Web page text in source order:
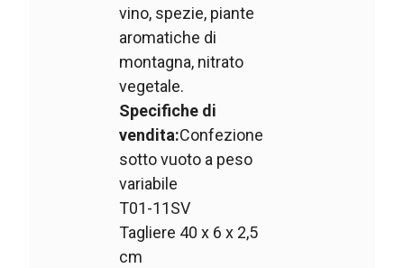
vino, spezie, piante
aromatiche di
montagna, nitrato
vegetale.
Specifiche di
vendita:Confezione
sotto vuoto a peso
variabile
T01-11SV
Tagliere 40 x 6 x 2,5
cm